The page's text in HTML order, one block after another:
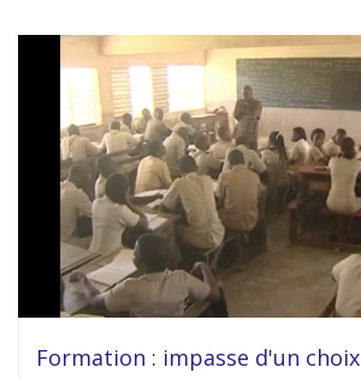
Formation : impasse d'un choix